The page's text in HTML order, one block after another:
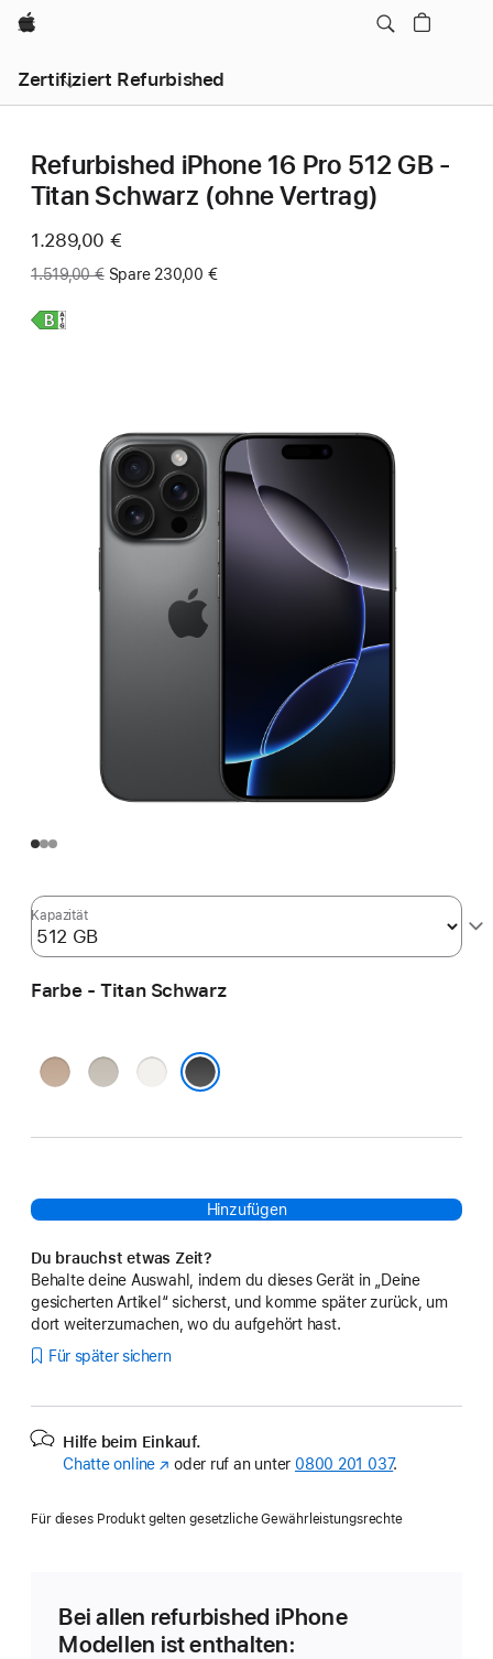
Apple
Zertifiziert Refurbished
Refurbished iPhone 16 Pro 512 GB -
Titan Schwarz (ohne Vertrag)
Jetzt
1.289,00 €
Vorher:
1.519,00 € Spare 230,00 €
Weitere
Kapazität
Farbe - Titan Schwarz
Titan
Titan Natur
Titan Weiß
Hinzufügen
Du brauchst etwas Zeit?
Behalte deine Auswahl, indem du dieses Gerät in „Deine
gesicherten Artikel“ sicherst, und komme später zurück, um
dort weiterzumachen, wo du aufgehört hast.
Für später sichern
Hilfe beim Einkauf.
Chatte online (Öffnet
Fenster)
oder ruf an unter 0800 201 037.
Für dieses Produkt gelten gesetzliche Gewährleistungsrechte
Bei allen refurbished iPhone
Modellen ist enthalten: